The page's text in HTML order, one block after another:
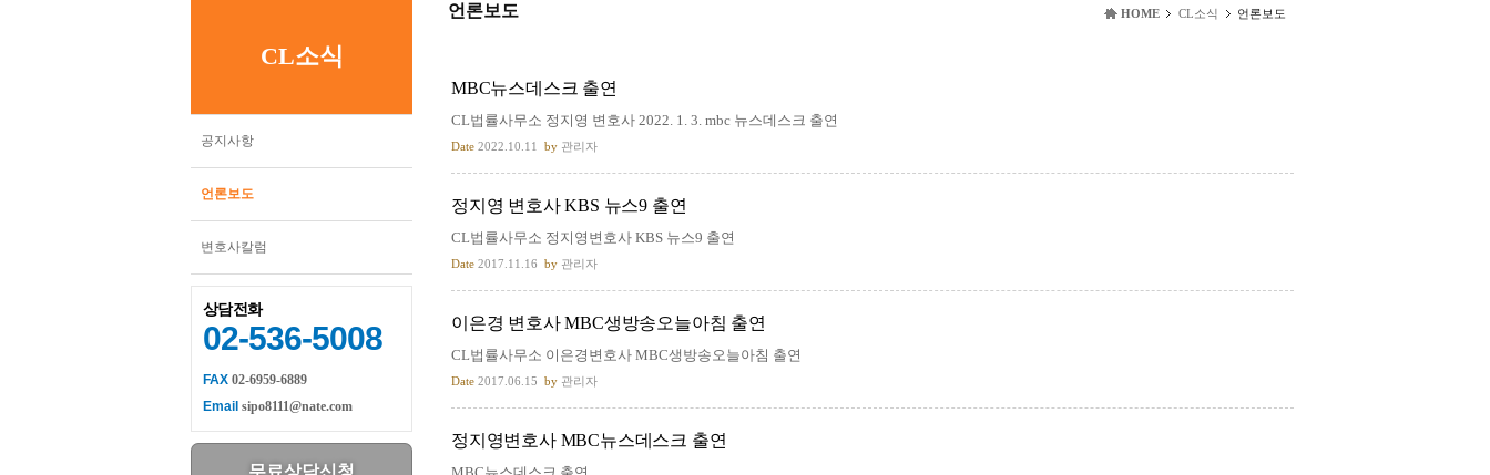
CL소식
공지사항
언론보도
변호사칼럼
상담전화
02-536-5008
FAX 02-6959-6889
Email sipo8111@nate.com
무료상담신청
언론보도 HOME CL소식 언론보도
MBC뉴스데스크 출연
CL법률사무소 정지영 변호사 2022. 1. 3. mbc 뉴스데스크 출연
Date 2022.10.11 by 관리자
정지영 변호사 KBS 뉴스9 출연
CL법률사무소 정지영변호사 KBS 뉴스9 출연
Date 2017.11.16 by 관리자
이은경 변호사 MBC생방송오늘아침 출연
CL법률사무소 이은경변호사 MBC생방송오늘아침 출연
Date 2017.06.15 by 관리자
정지영변호사 MBC뉴스데스크 출연